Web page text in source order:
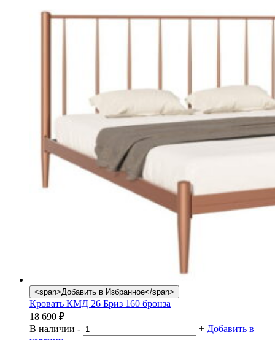
<span>Добавить в Избранное</span>
Кровать КМД 26 Бриз 160 бронза
18 690 ₽
В наличии - + Добавить в